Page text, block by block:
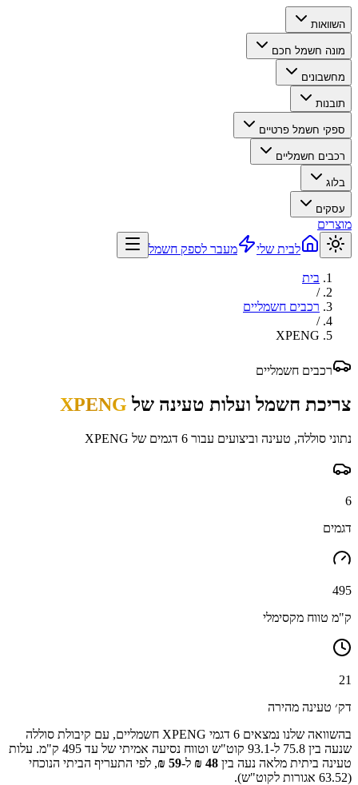
השוואות
מונה חשמל חכם
מחשבונים
תובנות
ספקי חשמל פרטיים
רכבים חשמליים
בלוג
עסקים
מוצרים
לבית שלי
מעבר לספק חשמל
בית
/
רכבים חשמליים
/
XPENG
רכבים חשמליים
צריכת חשמל ועלות טעינה של XPENG
נתוני סוללה, טעינה וביצועים עבור 6 דגמים של XPENG
6
דגמים
495
ק"מ טווח מקסימלי
21
דק׳ טעינה מהירה
בהשוואה שלנו נמצאים 6 דגמי XPENG חשמליים, עם קיבולת סוללה
שנעה בין 75.8 ל-93.1 קוט"ש וטווח נסיעה אמיתי של עד 495 ק"מ. עלות
טעינה ביתית מלאה נעה בין 48
₪ ל-59
₪, לפי התעריף הביתי הנוכחי
(
63.52 אגורות לקוט"ש).